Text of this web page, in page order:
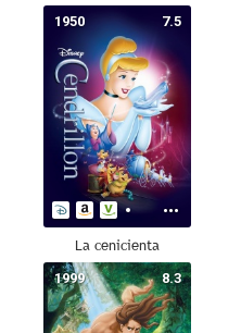
7.5
1950
La cenicienta
8.3
1999